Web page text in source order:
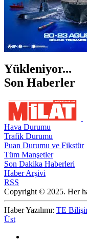
Yükleniyor...
Son Haberler
Hava Durumu
Trafik Durumu
Puan Durumu ve Fikstür
Tüm Manşetler
Son Dakika Haberleri
Haber Arşivi
RSS
Copyright © 2025. Her
Haber Yazılımı: TE
Üst